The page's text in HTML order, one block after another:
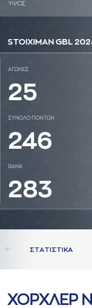
ΥΨΟΣ
STOIXIMAN GBL
ΑΓΩΝΕΣ
25
ΣΥΝΟΛΟ ΠΟΝΤΩΝ
246
RANK
283
ΣΤAΤΙΣΤΙΚA
ΧΟΡΧΛΕΡ